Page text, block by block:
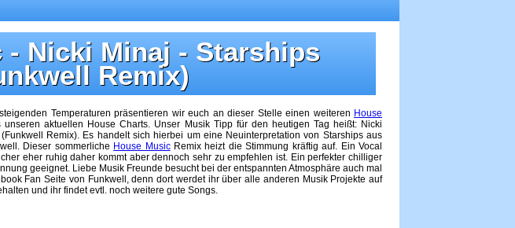
- Nicki Minaj - Starships
Remix)
Temperaturen präsentieren wir euch an dieser Stelle einen weiteren House
unseren aktuellen House Charts. Unser Musik Tipp für den heutigen Tag heißt: Nicki
Remix). Es handelt sich hierbei um eine Neuinterpretation von Starships aus
Dieser sommerliche House MusicRemix heizt die Stimmung kräftig auf. Ein Vocal
eher ruhig daher kommt aber dennoch sehr zu empfehlen ist. Ein perfekter chilliger
geeignet. Liebe Musik Freunde besucht bei der entspannten Atmosphäre auch mal
Fan Seite von Funkwell, denn dort werdet ihr über alle anderen Musik Projekte auf
und ihr findet evtl. noch weitere gute Songs.